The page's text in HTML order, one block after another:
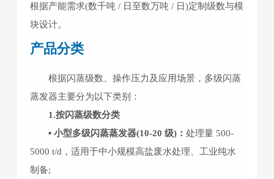
根据产能需求(数千吨 / 日至数万吨 / 日)定制级数与模
块设计。
产品分类
根据闪蒸级数、操作压力及应用场景，多级闪蒸
蒸发器主要分为以下类别：
1.按闪蒸级数分类
▪ 小型多级闪蒸蒸发器(10-20 级)：处理量 500-
5000 t/d，适用于中小规模高盐废水处理、工业纯水
制备;